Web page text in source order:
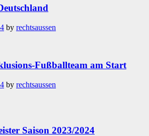
by rechtsaussen
Fußballteam am Start
by rechtsaussen
Saison 2023/2024